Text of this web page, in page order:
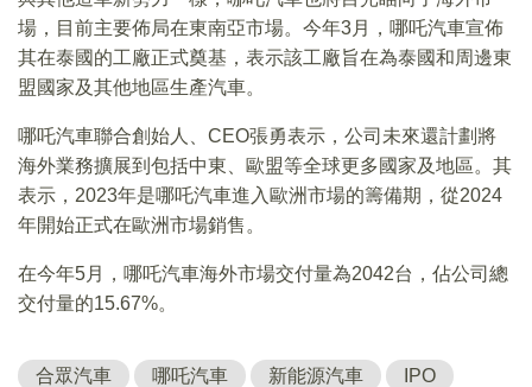
場，目前主要佈局在東南亞市場。今年3月，哪吒汽車宣佈
其在泰國的工廠正式奠基，表示該工廠旨在為泰國和周邊東
盟國家及其他地區生產汽車。
哪吒汽車聯合創始人、CEO張勇表示，公司未來還計劃將
海外業務擴展到包括中東、歐盟等全球更多國家及地區。其
表示，2023年是哪吒汽車進入歐洲市場的籌備期，從2024
年開始正式在歐洲市場銷售。
在今年5月，哪吒汽車海外市場交付量為2042台，佔公司總
交付量的15.67%。
合眾汽車 哪吒汽車 新能源汽車 IPO